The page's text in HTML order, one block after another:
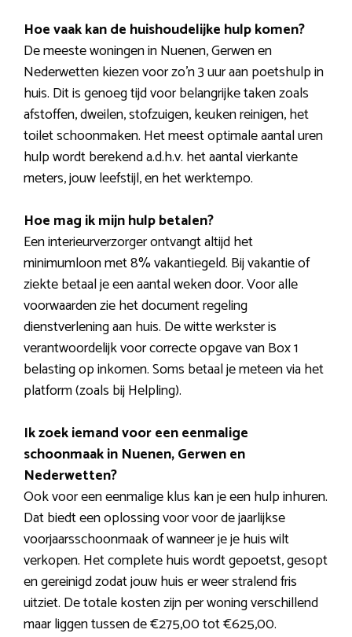
Hoe vaak kan de huishoudelijke hulp komen?
De meeste woningen in Nuenen, Gerwen en
Nederwetten kiezen voor zo’n 3 uur aan poetshulp in
huis. Dit is genoeg tijd voor belangrijke taken zoals
afstoffen, dweilen, stofzuigen, keuken reinigen, het
toilet schoonmaken. Het meest optimale aantal uren
hulp wordt berekend a.d.h.v. het aantal vierkante
meters, jouw leefstijl, en het werktempo.
Hoe mag ik mijn hulp betalen?
Een interieurverzorger ontvangt altijd het
minimumloon met 8% vakantiegeld. Bij vakantie of
ziekte betaal je een aantal weken door. Voor alle
voorwaarden zie het document regeling
dienstverlening aan huis. De witte werkster is
verantwoordelijk voor correcte opgave van Box 1
belasting op inkomen. Soms betaal je meteen via het
platform (zoals bij Helpling).
Ik zoek iemand voor een eenmalige
schoonmaak in Nuenen, Gerwen en
Nederwetten?
Ook voor een eenmalige klus kan je een hulp inhuren.
Dat biedt een oplossing voor voor de jaarlijkse
voorjaarsschoonmaak of wanneer je je huis wilt
verkopen. Het complete huis wordt gepoetst, gesopt
en gereinigd zodat jouw huis er weer stralend fris
uitziet. De totale kosten zijn per woning verschillend
maar liggen tussen de €275,00 tot €625,00.